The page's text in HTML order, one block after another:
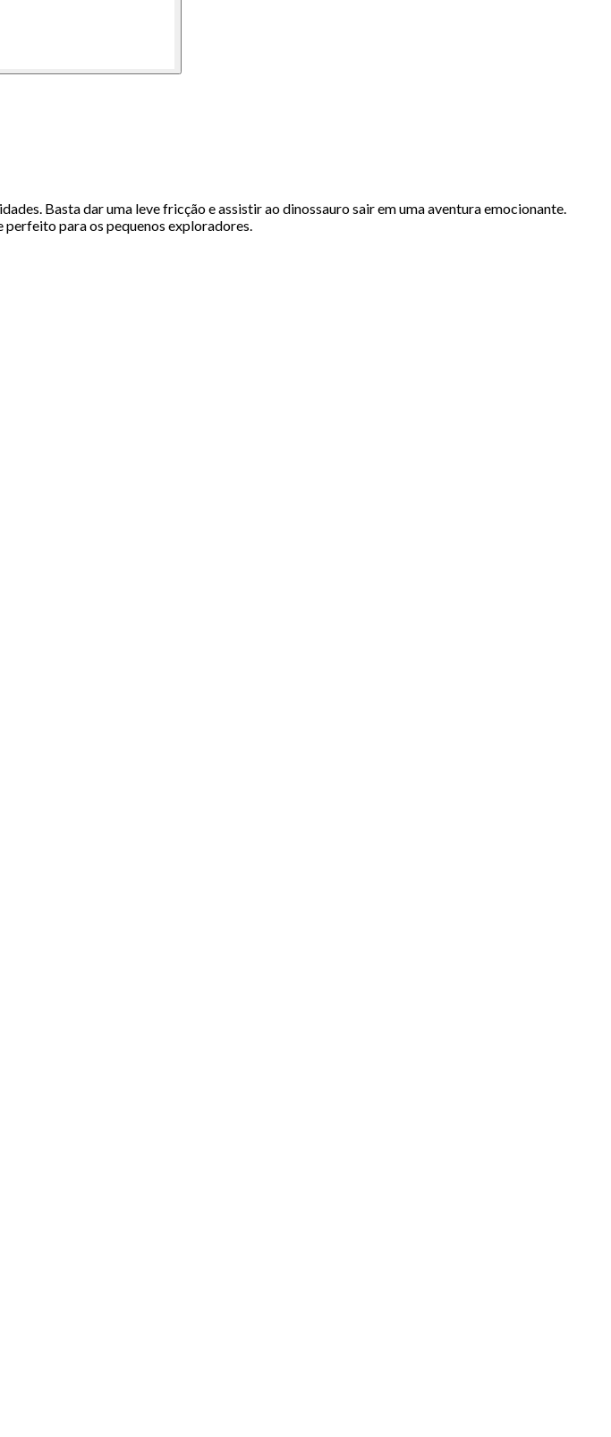
Basta dar uma leve fricção e assistir ao dinossauro sair em uma aventura emocionante.
perfeito para os pequenos exploradores.